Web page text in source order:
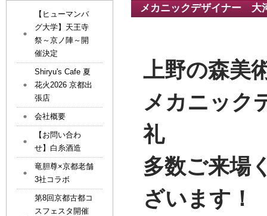
メカニックデザイナー
上野の森美
メカニック
礼
多数ご来場
ざいます！
【ヒューマンバ
グ大学】天王寺
祭～京ノ陣～開
催決定
Shiryu's Cafe 夏
花火2026 京都出
張店
会社概要
【お問い合わ
せ】白糸酒造
竜胆尊×京都老舗
3社コラボ
第8回京都古都コ
スフェスタ開催